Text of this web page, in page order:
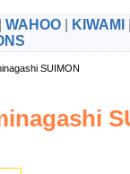
WAHOO| KIWAMI
SUIMON